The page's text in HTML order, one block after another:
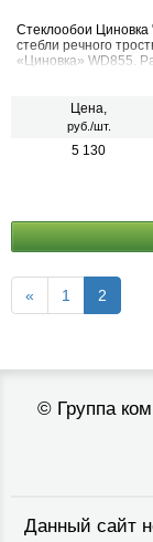
Стеклообои
стебли речного
«Циновка» WD855.
Цена,
руб./шт.
5 130
« 1 2
© Группа
Данный сайт